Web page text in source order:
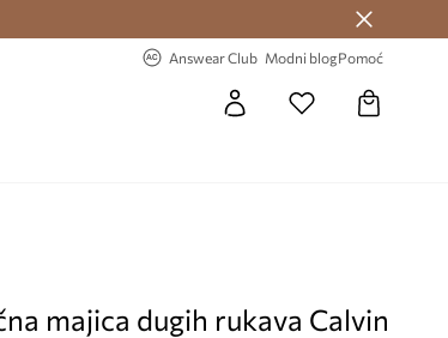
Answear Club Modni blogPomoć
majica dugih rukava Calvin